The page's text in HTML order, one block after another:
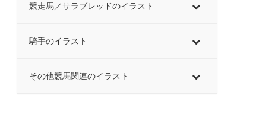
競走馬／サラブレッドのイラスト
騎手のイラスト
その他競馬関連のイラスト